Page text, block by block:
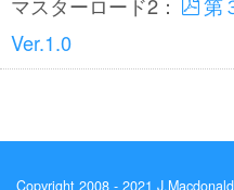
Ver.1.0
Copyright 2008 - 2021